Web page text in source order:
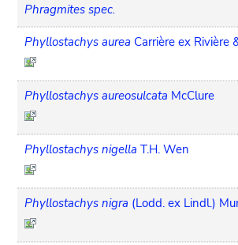
Phragmites spec.
Phyllostachys aurea Carrière ex Rivière
Phyllostachys aureosulcata McClure
Phyllostachys nigella T.H. Wen
Phyllostachys nigra (Lodd. ex Lindl.)